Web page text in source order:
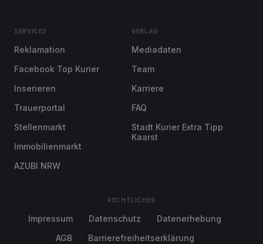
SERVICES
Reklamation
Facebook Top Kurier
Inserieren
Trauerportal
Stellenmarkt
Immobilienmarkt
AZUBI NRW
VERLAG
Mediadaten
Team
Karriere
FAQ
Stadt Kurier Extra Tipp
Kaarst
RECHTLICHES
Impressum Datenschutz
Datenerhebung
AGB
Barrierefreiheitserklärung